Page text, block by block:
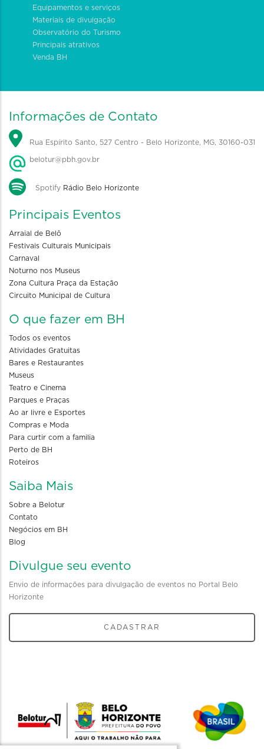
Equipamentos e serviços
Materiais de divulgação
Observatório do Turismo
Principais atrativos
Venda BH
Informações de Contato
Rua Espírito Santo, 527 Centro - Belo Horizonte, MG, 30160-031
belotur@pbh.gov.br
Spotify Rádio Belo Horizonte
Principais Eventos
Arraial de Belô
Festivais Culturais Municipais
Carnaval
Noturno nos Museus
Zona Cultura Praça da Estação
Circuito Municipal de Cultura
O que fazer em BH
Todos os eventos
Atividades Gratuitas
Bares e Restaurantes
Museus
Teatro e Cinema
Parques e Praças
Ao ar livre e Esportes
Compras e Moda
Para curtir com a familia
Perto de BH
Roteiros
Saiba Mais
Sobre a Belotur
Contato
Negócios em BH
Blog
Divulgue seu evento
Envio de informações para divulgação de eventos no Portal Belo
Horizonte
CADASTRAR